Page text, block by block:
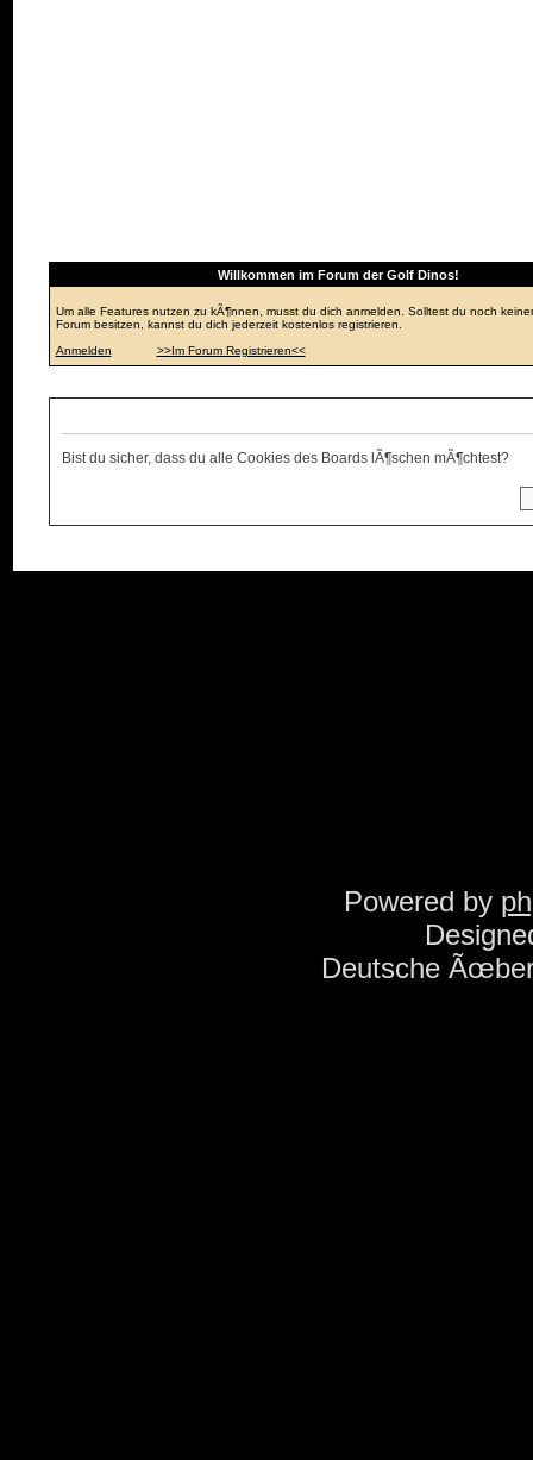
Willkommen im Forum der Golf Dinos!
Um alle Features nutzen zu kÃ¶nnen, musst du dich anmelden. Solltest du noch
Forum besitzen, kannst du dich jederzeit kostenlos registrieren.
Anmelden
>>Im Forum Registrieren<<
Bist du sicher, dass du alle Cookies des Boards lÃ¶schen mÃ¶chtest?
Powered by
Deutsche